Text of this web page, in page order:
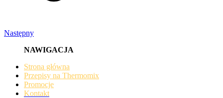
Następny
NAWIGACJA
Strona główna
Przepisy na Thermomix
Promocje
Kontakt